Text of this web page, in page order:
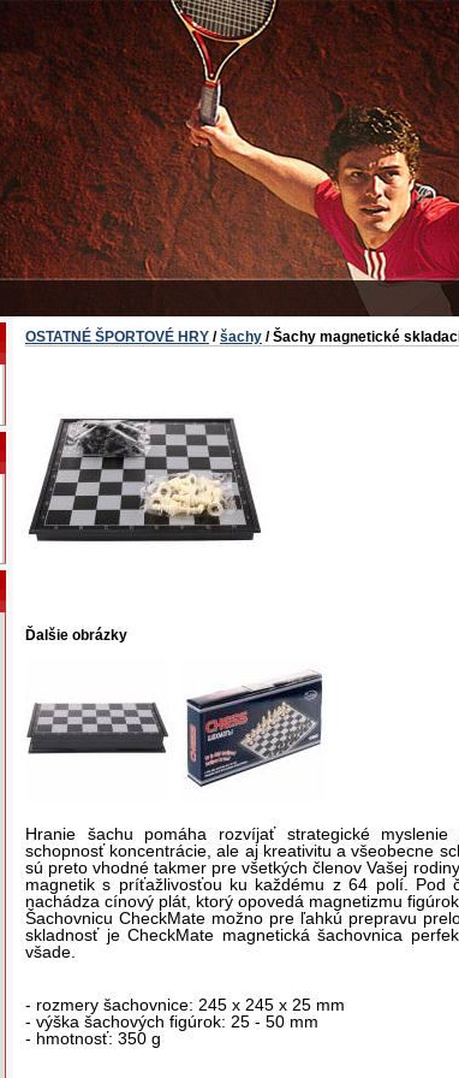
OSTATNÉ ŠPORTOVÉ HRY /šachy / Šachy magnetické
Ďalšie obrázky
Hranie šachu pomáha rozvíjať strategické
schopnosť koncentrácie, ale aj kreativitu a všeobecne
sú preto vhodné takmer pre všetkých členov Vašej
magnetik s príťažlivosťou ku každému z 64 polí. Pod
nachádza cínový plát, ktorý opovedá magnetizmu
Šachovnicu CheckMate možno pre ľahkú prepravu
skladnosť je CheckMate magnetická šachovnica
všade.
- rozmery šachovnice: 245 x 245 x 25 mm
- výška šachových figúrok: 25 - 50 mm
- hmotnosť: 350 g